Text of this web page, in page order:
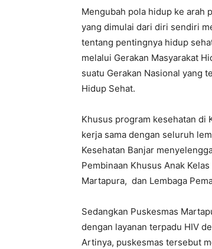
Mengubah pola hidup ke arah
yang dimulai dari diri sendiri
tentang pentingnya hidup
melalui Gerakan Masyarakat
suatu Gerakan Nasional yang
Hidup Sehat.
Khusus program kesehatan di
kerja sama dengan seluruh
Kesehatan Banjar
Pembinaan Khusus Anak
Martapura, dan Lembaga
Sedangkan Puskesmas
dengan layanan terpadu HIV
Artinya, puskesmas tersebut